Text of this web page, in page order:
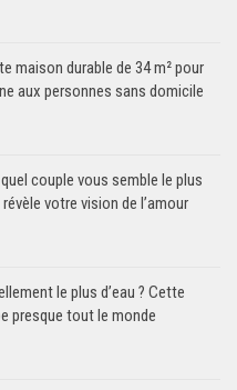
maison durable de 34 m² pour
aux personnes sans domicile
couple vous semble le plus
votre vision de l’amour
le plus d’eau ? Cette
presque tout le monde